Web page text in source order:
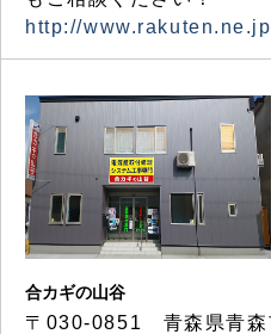
http://
合カギの山谷
〒030-0851 青森県青森